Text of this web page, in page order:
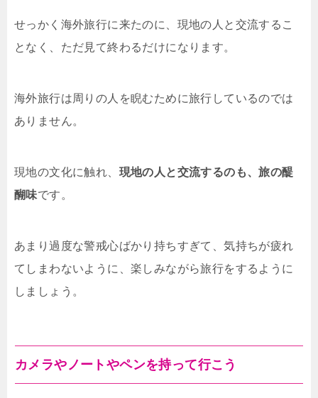
せっかく海外旅行に来たのに、現地の人と交流するこ
となく、ただ見て終わるだけになります。
海外旅行は周りの人を睨むために旅行しているのでは
ありません。
現地の文化に触れ、 現地の人と交流するのも、旅の醍
醐味です。
あまり過度な警戒心ばかり持ちすぎて、気持ちが疲れ
てしまわないように、楽しみながら旅行をするように
しましょう。
カメラやノートやペンを持って行こう